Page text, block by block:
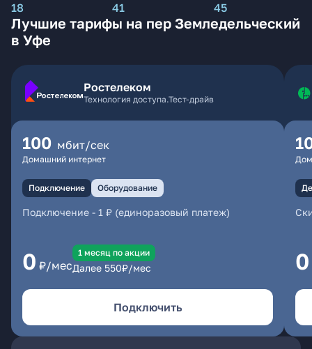
18
41 45
Лучшие тарифы на пер Земледельческий
в Уфе
Ростелеком
Технология доступа.Тест-драйв
100 мбит/сек
Домашний интернет
Подключение Оборудование
Подключение - 1 ₽ (единоразовый платеж)
0 ₽/мес
1 месяц по акции
Далее 550₽/мес
Подключить
0